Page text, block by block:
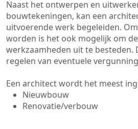
Naast het ontwerpen en
bouwtekeningen, kan een
uitvoerende werk begeleiden.
worden is het ook mogelijk om
werkzaamheden uit te besteden.
regelen van eventuele
Een architect wordt het meest
Nieuwbouw
Renovatie/verbouw